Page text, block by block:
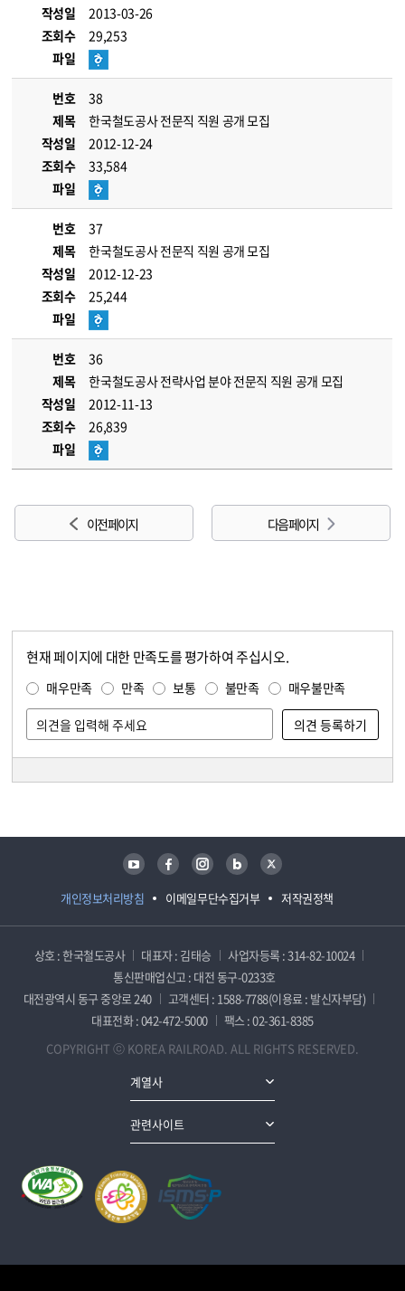
작성일
2013-03-26
조회수
29,253
파일
번호
38
제목
한국철도공사 전문직 직원 공개 모집
작성일
2012-12-24
조회수
33,584
파일
번호
37
제목
한국철도공사 전문직 직원 공개 모집
작성일
2012-12-23
조회수
25,244
파일
번호
36
제목
한국철도공사 전략사업 분야 전문직 직원 공개 모집
작성일
2012-11-13
조회수
26,839
파일
이전 페이지 다음 페이지
현재 페이지에 대한 만족도를 평가하여 주십시오.
매우만족 만족 보통 불만족 매우불만족
개인정보처리방침 이메일무단수집거부 저작권정책
유튜브 페이스북 인스타그램 블로그 트위터
상호 : 한국철도공사 대표자 : 김태승
사업자등록 : 314-82-10024
통신판매업신고 : 대전 동구-0233호
대전광역시 동구 중앙로 240
고객센터 : 1588-7788(이용료 : 발신자부담)
대표전화 : 042-472-5000
팩스 : 02-361-8385
COPYRIGHT ⓒ KOREA RAILROAD. ALL RIGHTS RESERVED.
계열사
관련사이트